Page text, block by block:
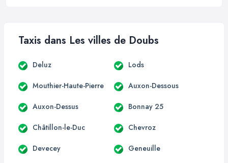
Taxis dans Les villes de Doubs
Deluz Lods
Mouthier-Haute-Pierre Auxon-Dessous
Auxon-Dessus Bonnay 25
Châtillon-le-Duc Chevroz
Devecey Geneuille